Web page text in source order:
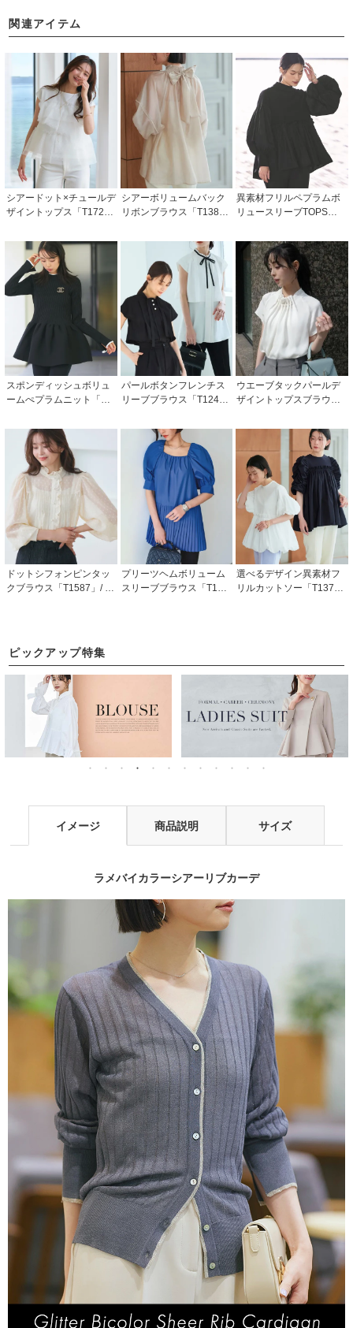
関連アイテム
シアードット×チュールデ
ザイントップス「T172
ジネス・オフィスシーン
シアーボリュームバック
リボンブラウス「T138
ジネス・オフィスシーン
異素材フリルペプラムボ
リュースリーブTOPS「T
スポンディッシュボリュ
ームぺプラムニット「CK
パールボタンフレンチス
リーブブラウス「T124
ジネス・オフィスシーン
ウエーブタックパールデ
ザイントップスブラウス
勤・ビジネス・オフィス
ドットシフォンピンタッ
クブラウス「T1587」/ 学
プリーツヘムボリューム
スリーブブラウス「T122
選べるデザイン異素材フ
リルカットソー「T137
ピックアップ特集
イメージ 商品説明 サイズ
ラメバイカラーシアーリブカーデ